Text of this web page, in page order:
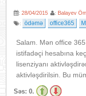
: 28/04/2015 : Balayev
:
ödəmə office365
Salam. Mən office
istifadəçi hesabına
lisenziyanı
aktivləşdirilsin. Bu
Səs: 0.